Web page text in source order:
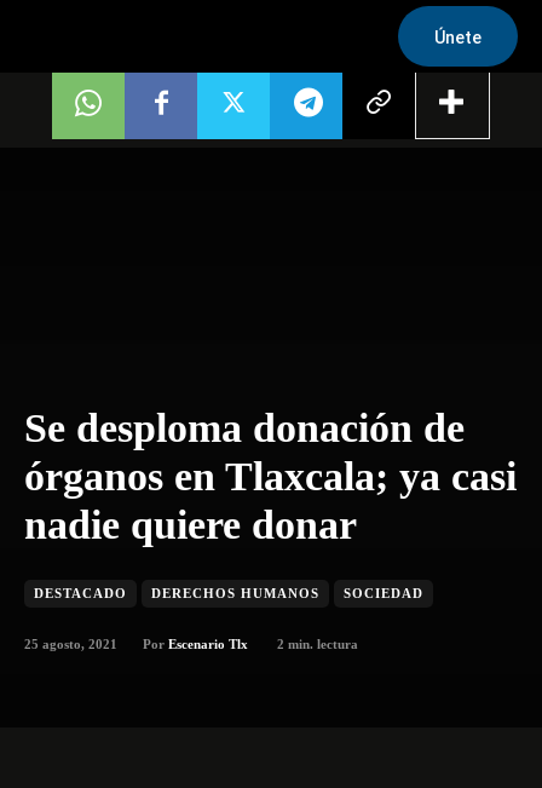
Únete
Se desploma donación de
órganos en Tlaxcala; ya casi
nadie quiere donar
DESTACADO DERECHOS HUMANOS SOCIEDAD
25 agosto, 2021 Por Escenario Tlx 2 min. lectura